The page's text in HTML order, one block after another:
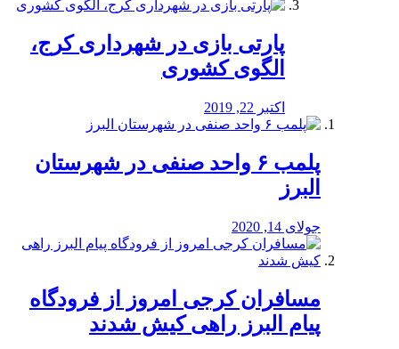
پارتی بازی در شهرداری کرج،
الگوی کشوری
اکتبر 22, 2019
پلمب ۶ واحد صنفی در شهرستان
البرز
جولای 14, 2020
مسافران کرجی امروز از فرودگاه
پیام البرز راهی کیش شدند